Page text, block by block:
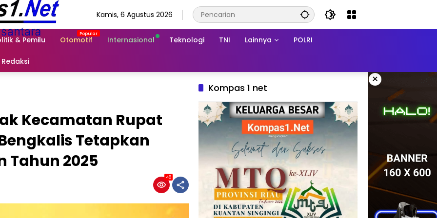
Kamis, 6 Agustus 2026
& Pemilu Otomotif Internasional Teknologi TNI Lainnya POLRI
Redaksi
×
Kecamatan Rupat
Tetapkan
Tahun 2025
48
Kompas 1 net